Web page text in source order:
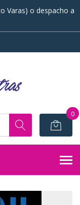
Varas) o despacho a
0